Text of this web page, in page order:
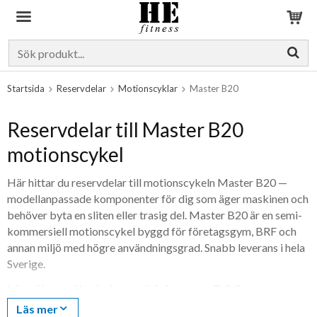
Startsida Reservdelar Motionscyklar Master B20
Reservdelar till Master B20
motionscykel
Här hittar du reservdelar till motionscykeln Master B20 —
modellanpassade komponenter för dig som äger maskinen och
behöver byta en sliten eller trasig del. Master B20 är en semi-
kommersiell motionscykel byggd för företagsgym, BRF och
annan miljö med högre användningsgrad. Snabb leverans i hela
Sverige.
Läs mer